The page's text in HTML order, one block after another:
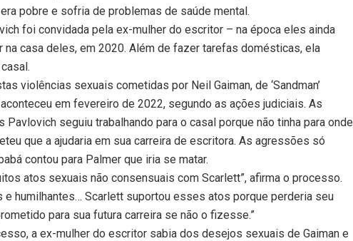
pobre e sofria de problemas de saúde mental.
foi convidada pela ex-mulher do escritor – na época eles ainda
na casa deles, em 2020. Além de fazer tarefas domésticas, ela
violências sexuais cometidas por Neil Gaiman, de ‘Sandman’
em fevereiro de 2022, segundo as ações judiciais. As
Pavlovich seguiu trabalhando para o casal porque não tinha para onde
que a ajudaria em sua carreira de escritora. As agressões só
contou para Palmer que iria se matar.
atos sexuais não consensuais com Scarlett”, afirma o processo.
e humilhantes… Scarlett suportou esses atos porque perderia seu
para sua futura carreira se não o fizesse.”
a ex-mulher do escritor sabia dos desejos sexuais de Gaiman e